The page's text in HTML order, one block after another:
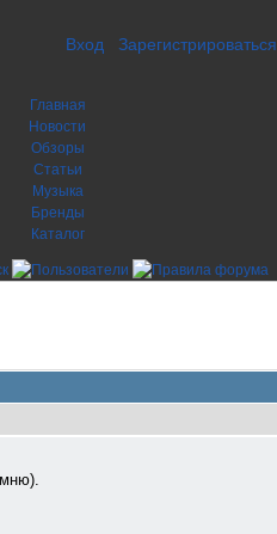
Вход Зарегистрироваться
Главная
Новости
Обзоры
Статьи
Музыка
Бренды
Каталог